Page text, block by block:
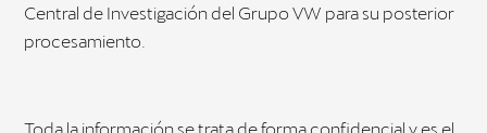
Central de Investigación del Grupo VW para su posterior
procesamiento.
Toda la información se trata de forma confidencial y es el